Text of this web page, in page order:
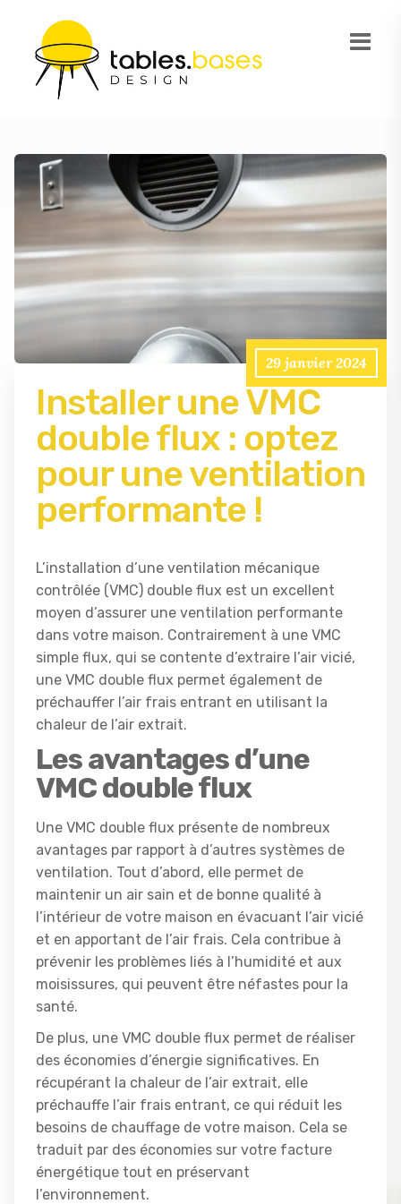
29 janvier 2024
Installer une VMC
double flux : optez
pour une ventilation
performante !
L’installation d’une ventilation mécanique
contrôlée (VMC) double flux est un excellent
moyen d’assurer une ventilation performante
dans votre maison. Contrairement à une VMC
simple flux, qui se contente d’extraire l’air vicié,
une VMC double flux permet également de
préchauffer l’air frais entrant en utilisant la
chaleur de l’air extrait.
Les avantages d’une
VMC double flux
Une VMC double flux présente de nombreux
avantages par rapport à d’autres systèmes de
ventilation. Tout d’abord, elle permet de
maintenir un air sain et de bonne qualité à
l’intérieur de votre maison en évacuant l’air vicié
et en apportant de l’air frais. Cela contribue à
prévenir les problèmes liés à l’humidité et aux
moisissures, qui peuvent être néfastes pour la
santé.
De plus, une VMC double flux permet de réaliser
des économies d’énergie significatives. En
récupérant la chaleur de l’air extrait, elle
préchauffe l’air frais entrant, ce qui réduit les
besoins de chauffage de votre maison. Cela se
traduit par des économies sur votre facture
énergétique tout en préservant
l’environnement.